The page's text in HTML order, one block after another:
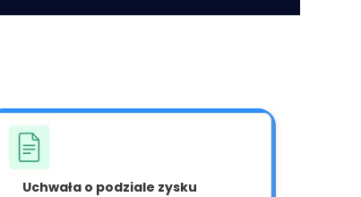
Uchwała o podziale zysku